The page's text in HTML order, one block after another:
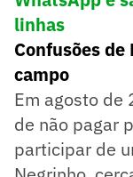
linhas
Confusões
campo
Em agosto de
de não pagar
participar de